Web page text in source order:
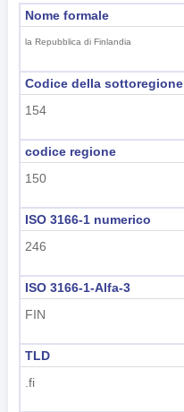
Nome formale
la Repubblica di Finlandia
Codice della sottoregione
154
codice regione
150
ISO 3166-1 numerico
246
ISO 3166-1-Alfa-3
FIN
TLD
.fi